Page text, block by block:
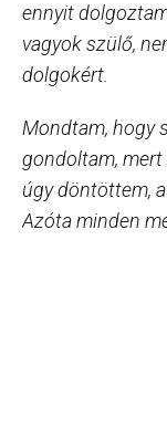
ennyit
vagyok szülő,
dolgokért.
Mondtam, hogy
gondoltam, mert
úgy döntöttem,
Azóta minden